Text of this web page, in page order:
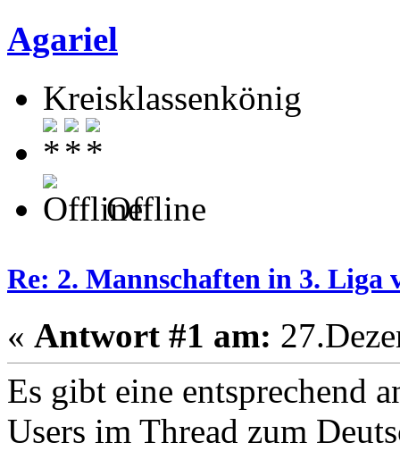
Agariel
Kreisklassenkönig
Offline
Re: 2. Mannschaften in 3. Liga
« Antwort #1 am:
Es gibt eine entsprechend
Users im Thread zum